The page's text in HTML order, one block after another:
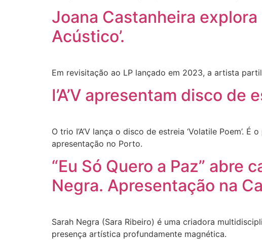
Joana Castanheira
Acústico’.
Em revisitação ao LP lançado em 2023, a artista
I’A’V apresentam disco
O trio I’A’V lança o disco de estreia ‘Volatile Poem’.
apresentação no Porto.
“Eu Só Quero a Paz” abre
Negra. Apresentação na
Sarah Negra (Sara Ribeiro) é uma criadora
presença artística profundamente magnética.